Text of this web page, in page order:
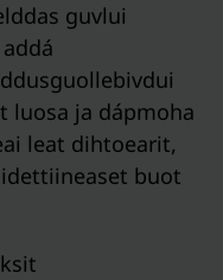
guvlui
luosa ja dápmoha
leat dihtoearit,
buot